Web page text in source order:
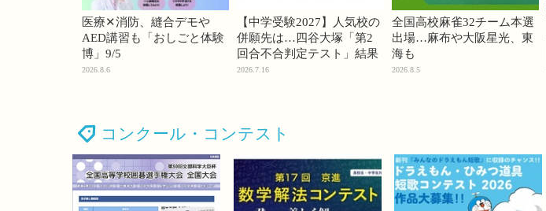
医療✕消防、縫合デモや
AED講習も「おしごと体験
博」9/5
2026.8.6
【中学受験2027】人気校の
併願先は…四谷大塚「第2
回合不合判定テスト」結果
2026.7.16
全国高校麻雀32チーム本選
出場…麻布や大阪星光、東
海も
2026.8.5
コンクール・コンテスト